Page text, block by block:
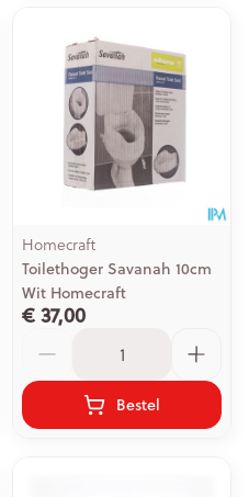
Homecraft
Toilethoger Savanah 10cm
Wit Homecraft
€ 37,00
Bestel